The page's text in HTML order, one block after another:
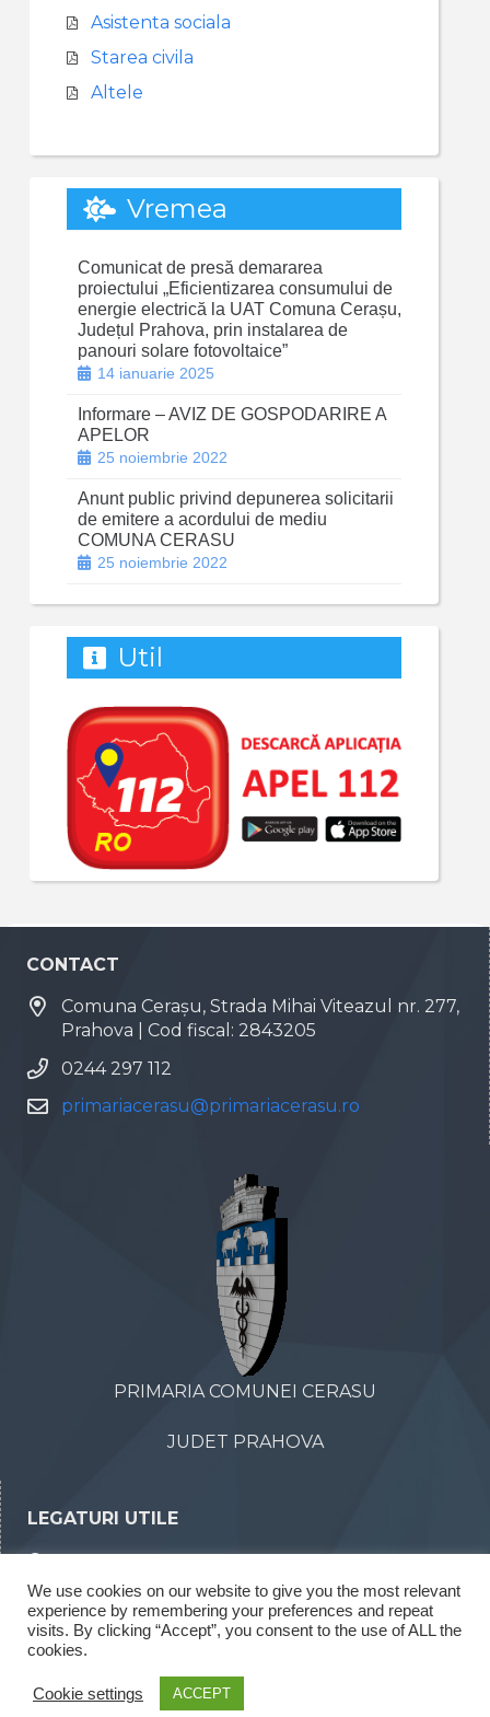
Asistenta sociala
Starea civila
Altele
Vremea
Comunicat de presă demararea
proiectului „Eficientizarea consumului de
energie electrică la UAT Comuna Cerașu,
Județul Prahova, prin instalarea de
panouri solare fotovoltaice”
14 ianuarie 2025
Informare – AVIZ DE GOSPODARIRE A
APELOR
25 noiembrie 2022
Anunt public privind depunerea solicitarii
de emitere a acordului de mediu
COMUNA CERASU
25 noiembrie 2022
Util
CONTACT
Comuna Cerașu, Strada Mihai Viteazul nr. 277,
Prahova | Cod fiscal: 2843205
0244 297 112
primariacerasu@primariacerasu.ro
PRIMARIA COMUNEI CERASU
JUDET PRAHOVA
LEGATURI UTILE
Declaratii de interese
Rapoarte legea 52/2003
We use cookies on our website to give you the most relevant
experience by remembering your preferences and repeat
visits. By clicking “Accept”, you consent to the use of ALL the
cookies.
Cookie settings ACCEPT